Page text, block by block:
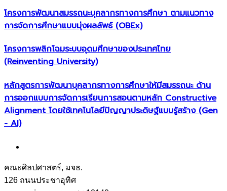
โครงการพัฒนาสมรรถนะบุคลากรทางการศึกษา ตามแนวทาง
การจัดการศึกษาแบบมุ่งผลลัพธ์ (OBEx)
โครงการพลิกโฉมระบบอุดมศึกษาของประเทศไทย
(Reinventing University)
หลักสูตรการพัฒนาบุคลากรทางการศึกษาให้มีสมรรถนะ ด้าน
การออกแบบการจัดการเรียนการสอนตามหลัก Constructive
Alignment โดยใช้เทคโนโลยีปัญญาประดิษฐ์แบบรู้สร้าง (Gen
- AI)
คณะศิลปศาสตร์, มจธ.
126 ถนนประชาอุทิศ